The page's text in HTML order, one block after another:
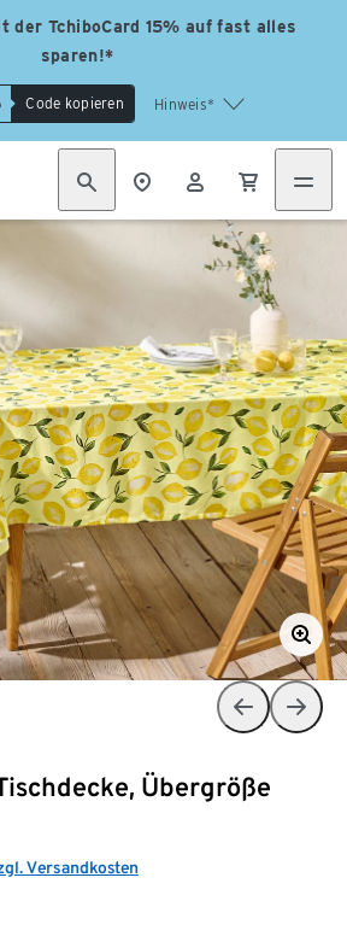
der TchiboCard 15% auf fast alles
sparen!*
Code kopieren Hinweis*
Übergröße
Versandkosten